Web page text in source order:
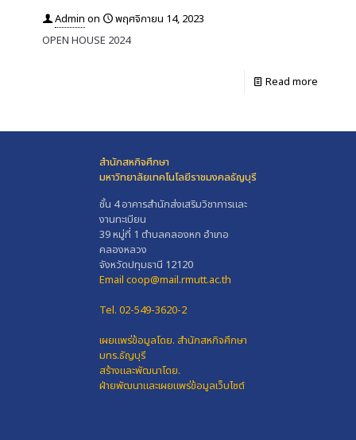
Admin on
พฤศจิกายน 14, 2023
OPEN HOUSE 2024
Read more
สำนักสหกิจศึกษา
มหาวิทยาลัยเทคโนโลยีราชมงคลธัญบุรี
ชั้น 4 อาคารสำนักส่งเสริมวิชาการและ
งานทะเบียน
39 หมู่ที่ 1 ตำบลคลองหก อำเภอ
คลองหลวง
จังหวัดปทุมธานี 12120
Email coop@mail.rmutt.ac.th
Tel. 02-549-3620-2
เผยแพร่ข้อมูลโดย. สำนักสหกิจศึกษา
มทร.ธัญบุรี
สร้างและพัฒนาโดย.
ฝ่ายพัฒนาและเผยแพร่ข้อมูลเว็บไซต์